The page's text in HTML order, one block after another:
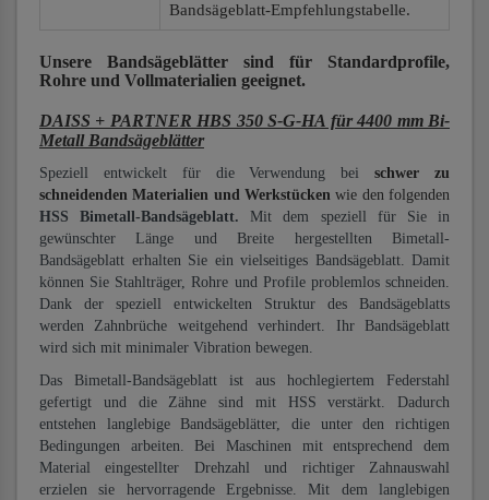
Bandsägeblatt-Empfehlungstabelle.
Unsere Bandsägeblätter sind für Standardprofile,
Rohre und Vollmaterialien geeignet.
DAISS + PARTNER HBS 350 S-G-HA für 4400 mm Bi-
Metall Bandsägeblätter
Speziell entwickelt für die Verwendung beischwer zu
schneidenden Materialien und Werkstücken wie den folgenden
HSS Bimetall-Bandsägeblatt. Mit dem speziell für Sie in
gewünschter Länge und Breite hergestellten Bimetall-
Bandsägeblatt erhalten Sie ein vielseitiges Bandsägeblatt. Damit
können Sie Stahlträger, Rohre und Profile problemlos schneiden.
Dank der speziell entwickelten Struktur des Bandsägeblatts
werden Zahnbrüche weitgehend verhindert. Ihr Bandsägeblatt
wird sich mit minimaler Vibration bewegen.
Das Bimetall-Bandsägeblatt ist aus hochlegiertem Federstahl
gefertigt und die Zähne sind mit HSS verstärkt. Dadurch
entstehen langlebige Bandsägeblätter, die unter den richtigen
Bedingungen arbeiten. Bei Maschinen mit entsprechend dem
Material eingestellter Drehzahl und richtiger Zahnauswahl
erzielen sie hervorragende Ergebnisse. Mit dem langlebigen